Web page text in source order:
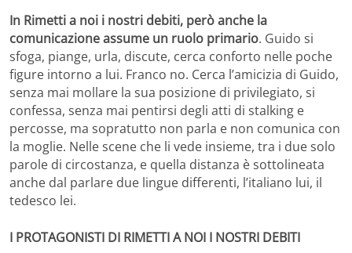
In Rimetti a noi i nostri debiti, però anche la
comunicazione assume un ruolo primario. Guido si
sfoga, piange, urla, discute, cerca conforto nelle poche
figure intorno a lui. Franco no. Cerca l’amicizia di Guido,
senza mai mollare la sua posizione di privilegiato, si
confessa, senza mai pentirsi degli atti di stalking e
percosse, ma sopratutto non parla e non comunica con
la moglie. Nelle scene che li vede insieme, tra i due solo
parole di circostanza, e quella distanza è sottolineata
anche dal parlare due lingue differenti, l’italiano lui, il
tedesco lei.
I PROTAGONISTI DI RIMETTI A NOI I NOSTRI DEBITI